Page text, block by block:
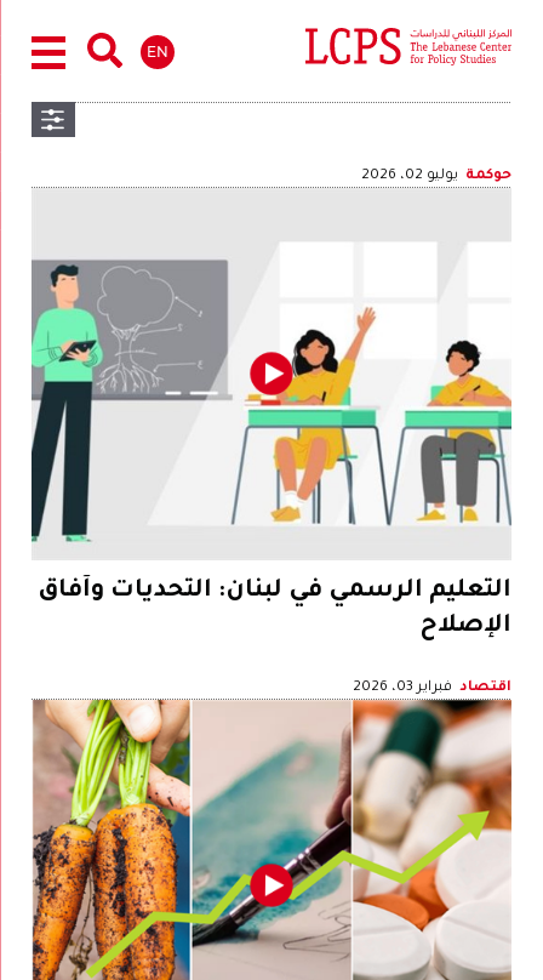
EN
حوكمة يوليو 02، 2026
التعليم الرسمي في لبنان: التحديات وآفاق
الإصلاح
اقتصاد فبراير 03، 2026